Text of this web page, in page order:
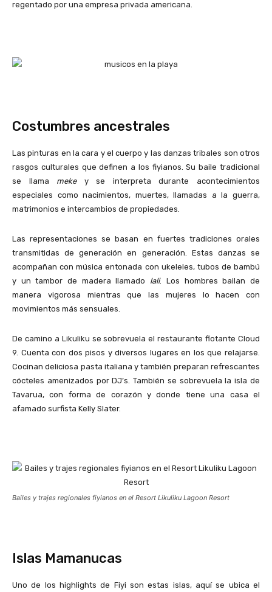
regentado por una empresa privada americana.
Costumbres ancestrales
Las pinturas en la cara y el cuerpo y las danzas tribales son otros
rasgos culturales que definen a los fiyianos. Su baile tradicional
se llama mekey se interpreta durante acontecimientos
especiales como nacimientos, muertes, llamadas a la guerra,
matrimonios e intercambios de propiedades.
Las representaciones se basan en fuertes tradiciones orales
transmitidas de generación en generación. Estas danzas se
acompañan con música entonada con ukeleles, tubos de bambú
y un tambor de madera llamado lali. Los hombres bailan de
manera vigorosa mientras que las mujeres lo hacen con
movimientos más sensuales.
De camino a Likuliku se sobrevuela el restaurante flotante Cloud
9. Cuenta con dos pisos y diversos lugares en los que relajarse.
Cocinan deliciosa pasta italiana y también preparan refrescantes
cócteles amenizados por DJ’s. También se sobrevuela la isla de
Tavarua, con forma de corazón y donde tiene una casa el
afamado surfista Kelly Slater.
Bailes y trajes regionales fiyianos en el Resort Likuliku Lagoon Resort
Islas Mamanucas
Uno de los highlights de Fiyi son estas islas, aquí se ubica el